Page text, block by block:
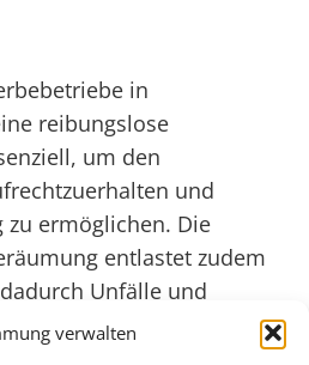
verwalten
in
reibungslose
um den
und
zu ermöglichen. Die
entlastet zudem
Unfälle und
reduziert werden.